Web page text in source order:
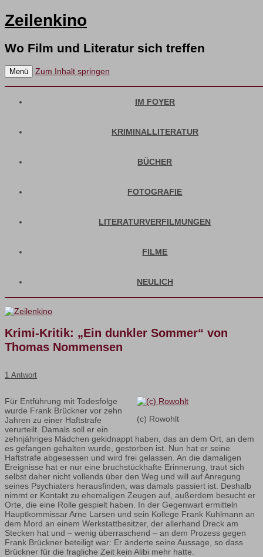
Zeilenkino
Wo Film und Literatur sich treffen
Menü Zum Inhalt springen
IM FOYER
KRIMINALLITERATUR
BÜCHER
FOTOGRAFIE
LITERATURVERFILMUNGEN
FILME
NEULICH
Krimi-Kritik: „Ein dunkler Sommer“ von
Thomas Nommensen
1 Antwort
(c) Rowohlt
Für Entführung mit Todesfolge
wurde Frank Brückner vor zehn
Jahren zu einer Haftstrafe
verurteilt. Damals soll er ein
zehnjähriges Mädchen gekidnappt haben, das an dem Ort, an dem
es gefangen gehalten wurde, gestorben ist. Nun hat er seine
Haftstrafe abgesessen und wird frei gelassen. An die damaligen
Ereignisse hat er nur eine bruchstückhafte Erinnerung, traut sich
selbst daher nicht vollends über den Weg und will auf Anregung
seines Psychiaters herausfinden, was damals passiert ist. Deshalb
nimmt er Kontakt zu ehemaligen Zeugen auf, außerdem besucht er
Orte, die eine Rolle gespielt haben. In der Gegenwart ermitteln
Hauptkommissar Arne Larsen und sein Kollege Frank Kuhlmann an
dem Mord an einem Werkstattbesitzer, der allerhand Dreck am
Stecken hat und – wenig überraschend – an dem Prozess gegen
Frank Brückner beteiligt war: Er änderte seine Aussage, so dass
Brückner für die fragliche Zeit kein Alibi mehr hatte.